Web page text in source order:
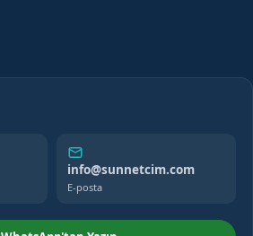
info@sunnetcim.com
E-posta